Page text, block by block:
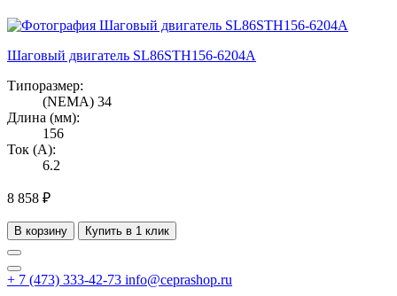
Шаговый двигатель SL86STH156-6204A
Типоразмер:
(NEMA) 34
Длина (мм):
156
Ток (А):
6.2
8 858 ₽
В корзину Купить в 1 клик
+ 7 (473) 333-42-73 info@ceprashop.ru